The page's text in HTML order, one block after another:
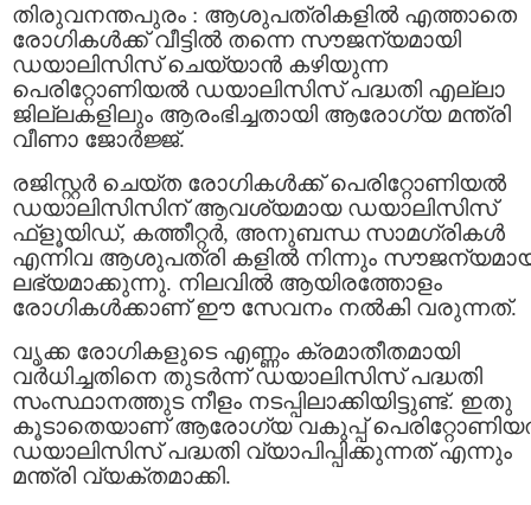
തിരുവനന്തപുരം : ആശുപത്രികളിൽ എത്താതെ
രോഗികൾക്ക് വീട്ടിൽ തന്നെ സൗജന്യമായി
ഡയാലിസിസ് ചെയ്യാൻ കഴിയുന്ന
പെരിറ്റോണിയൽ ഡയാലിസിസ് പദ്ധതി എല്ലാ
ജില്ലകളിലും ആരംഭിച്ചതായി ആരോഗ്യ മന്ത്രി
വീണാ ജോർജ്ജ്.
രജിസ്റ്റർ ചെയ്ത രോഗികൾക്ക് പെരിറ്റോണിയൽ
ഡയാലിസിസിന് ആവശ്യമായ ഡയാലിസിസ്
ഫ്ളൂയിഡ്, കത്തീറ്റർ, അനുബന്ധ സാമഗ്രികൾ
എന്നിവ ആശുപത്രി കളിൽ നിന്നും
ലഭ്യമാക്കുന്നു. നിലവിൽ ആയിരത്തോളം
രോഗികൾക്കാണ് ഈ സേവനം നൽകി വരുന്നത്.
വൃക്ക രോഗികളുടെ എണ്ണം ക്രമാതീതമായി
വർധിച്ചതിനെ തുടർന്ന് ഡയാലിസിസ് പദ്ധതി
സംസ്ഥാനത്തുട നീളം നടപ്പിലാക്കിയിട്ടുണ്ട്. ഇതു
കൂടാതെയാണ് ആരോഗ്യ വകുപ്പ്
ഡയാലിസിസ് പദ്ധതി വ്യാപിപ്പിക്കുന്നത് എന്നും
മന്ത്രി വ്യക്തമാക്കി.